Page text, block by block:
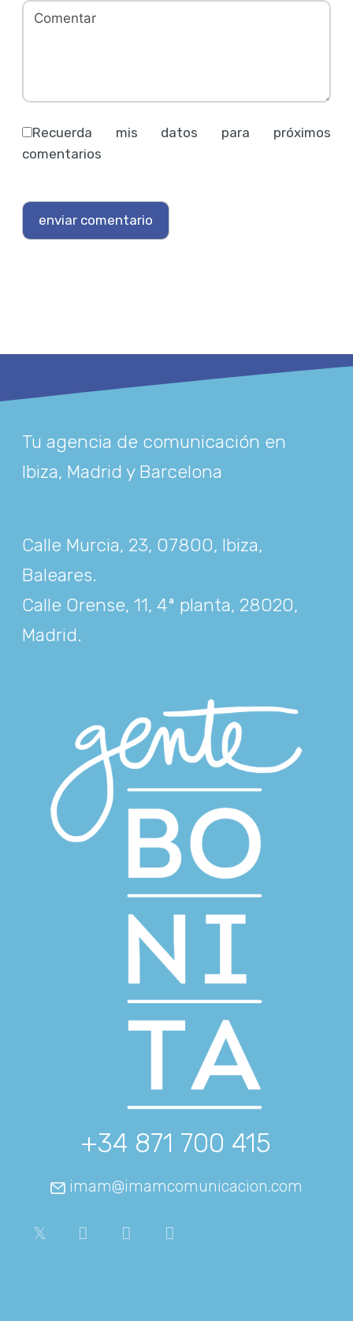
Recuerda mis datos para próximos
comentarios
Tu agencia de comunicación en
Ibiza, Madrid y Barcelona
Calle Murcia, 23, 07800, Ibiza,
Baleares.
Calle Orense, 11, 4ª planta, 28020,
Madrid.
+34 871 700 415
imam@imamcomunicacion.com